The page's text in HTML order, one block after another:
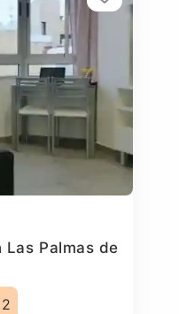
Palmas de